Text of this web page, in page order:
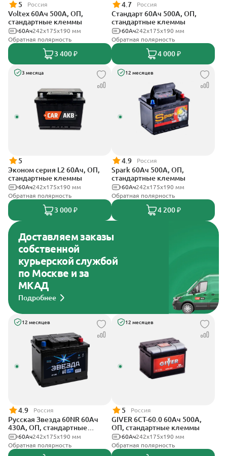
5 Россия
Voltex 60Ач 500А, ОП,
стандартные клеммы
242х175х190 мм
60Ач
Обратная полярность
3 400 ₽
4.7 Россия
Стандарт 60Ач 500А, ОП,
стандартные клеммы
242x175x190 мм
60Ач
Обратная полярность
4 000 ₽
3 месяца
5
Эконом серия L2 60Ач, ОП,
стандартные клеммы
242х175х190 мм
60Ач
Обратная полярность
3 000 ₽
12 месяцев
4.9 Россия
Spark 60Ач 500А, ОП,
стандартные клеммы
242х175х190 мм
60Ач
Обратная полярность
4 200 ₽
Доставляем заказы
собственной
курьерской службой
по Москве и за
МКАД
Подробнее
12 месяцев
4.9 Россия
Русская Звезда 60NR 60Ач
430А, ОП, стандартные
клеммы242x175x190 мм
60Ач
Обратная полярность
12 месяцев
5 Россия
GIVER 6СТ-60.0 60Ач 500А,
ОП, стандартные клеммы
242х175х190 мм
60Ач
Обратная полярность